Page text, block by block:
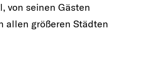
von seinen Gästen
allen größeren Städten